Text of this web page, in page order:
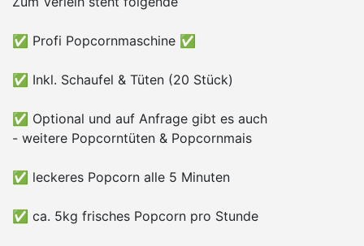
✅ Profi Popcornmaschine ✅
✅ Inkl. Schaufel & Tüten (20 Stück)
✅ Optional und auf Anfrage gibt es auch
- weitere Popcorntüten & Popcornmais
✅ leckeres Popcorn alle 5 Minuten
✅ ca. 5kg frisches Popcorn pro Stunde